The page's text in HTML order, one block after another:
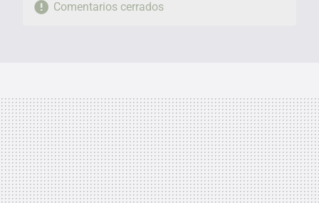
Comentarios cerrados